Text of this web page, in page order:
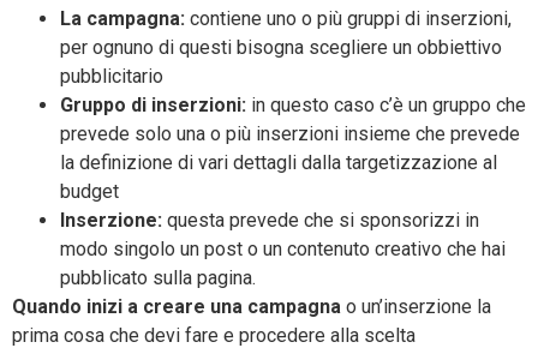
La campagna: contiene uno o più gruppi di inserzioni,
per ognuno di questi bisogna scegliere un obbiettivo
pubblicitario
Gruppo di inserzioni: in questo caso c’è un gruppo che
prevede solo una o più inserzioni insieme che prevede
la definizione di vari dettagli dalla targetizzazione al
budget
Inserzione: questa prevede che si sponsorizzi in
modo singolo un post o un contenuto creativo che hai
pubblicato sulla pagina.
Quando inizi a creare una campagna o un’inserzione la
prima cosa che devi fare e procedere alla scelta